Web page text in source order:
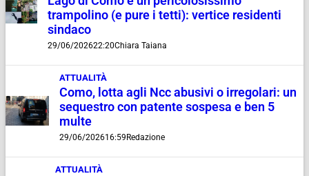
trampolino (e pure i tetti): vertice residenti
sindaco
29/06/202622:20Chiara Taiana
ATTUALITÀ
Como, lotta agli Ncc abusivi o irregolari: un
sequestro con patente sospesa e ben 5
multe
29/06/202616:59Redazione
ATTUALITÀ